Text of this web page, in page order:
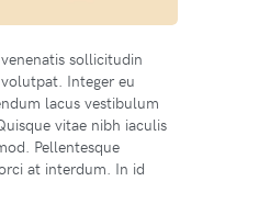
sollicitudin
Integer eu
lacus vestibulum
vitae nibh iaculis
Pellentesque
at interdum. In id